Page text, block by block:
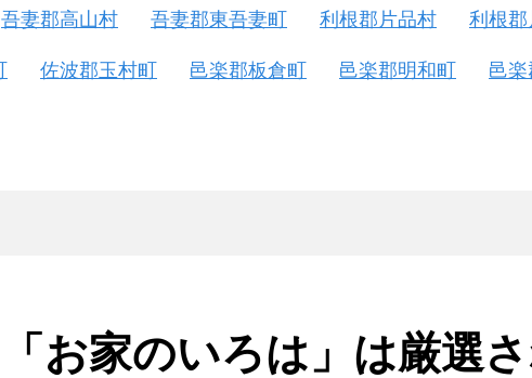
吾妻郡高山村 吾妻郡東吾妻町 利根郡片品村 利根
佐波郡玉村町 邑楽郡板倉町 邑楽郡明和町 邑楽
「お家のいろは」は厳選